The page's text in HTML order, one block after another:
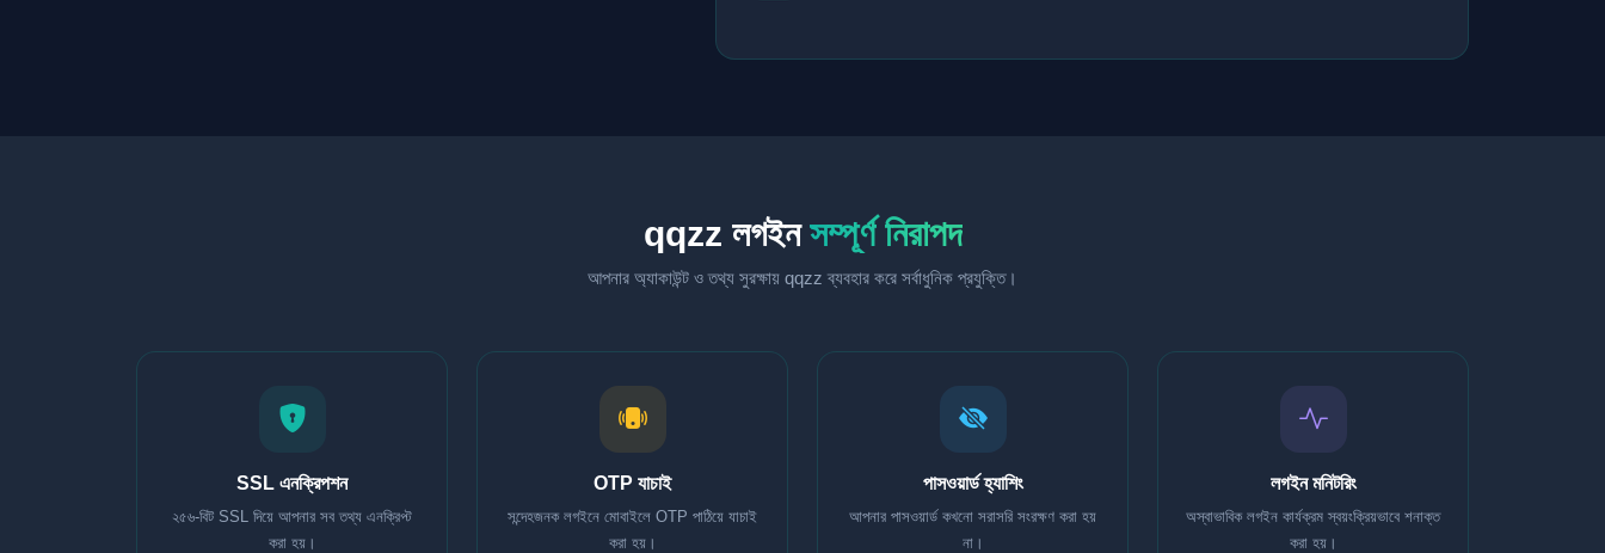
qqzz লগইনসম্পূর্ণ নিরাপদ
আপনার অ্যাকাউন্ট ও তথ্য সুরক্ষায় qqzz ব্যবহার করে সর্বাধুনিক প্রযুক্তি।
SSL এনক্রিপশন
২৫৬-বিট SSL দিয়ে আপনার সব তথ্য এনক্রিপ্ট
করা হয়।
OTP যাচাই
সন্দেহজনক লগইনে মোবাইলে OTP পাঠিয়ে যাচাই
করা হয়।
পাসওয়ার্ড হ্যাশিং
আপনার পাসওয়ার্ড কখনো সরাসরি সংরক্ষণ করা হয়
না।
লগইন মনিটরিং
অস্বাভাবিক লগইন কার্যক্রম স্বয়ংক্রিয়ভাবে শনাক্ত
করা হয়।